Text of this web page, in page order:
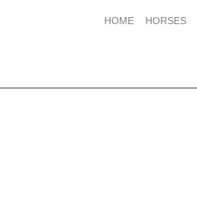
HOME
HORSES